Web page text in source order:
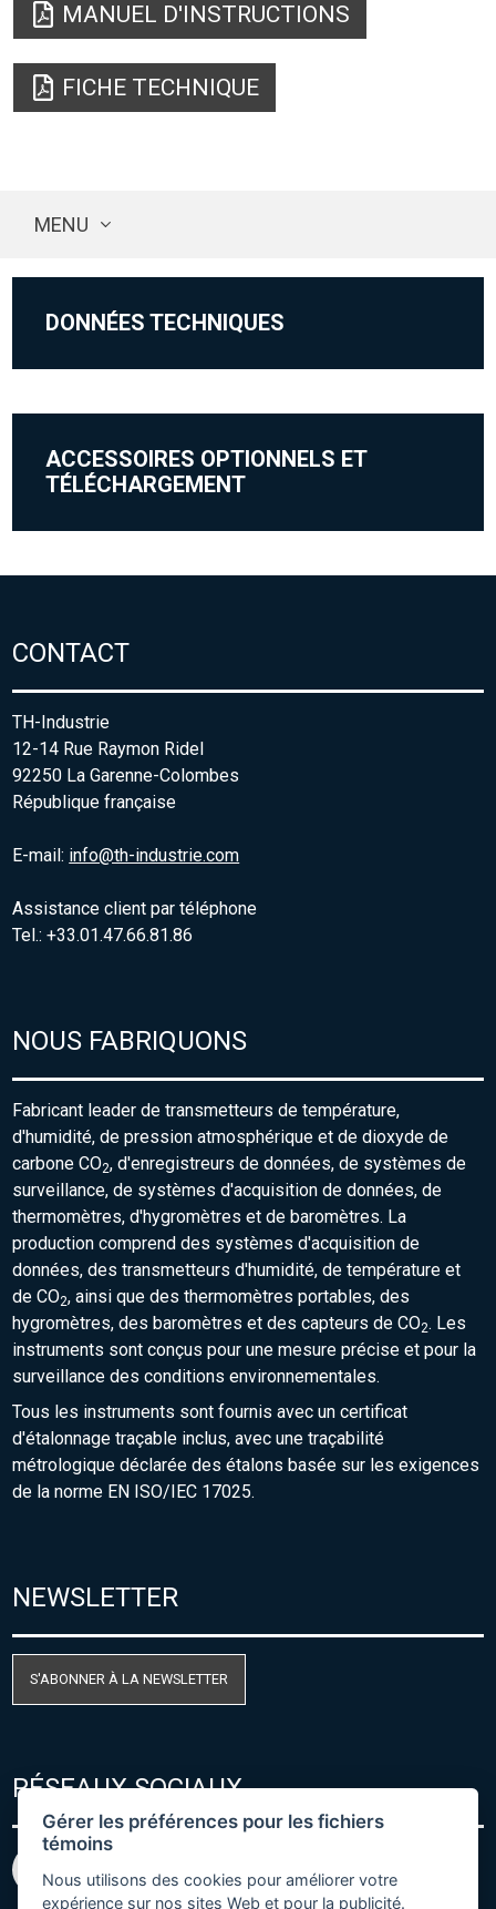
MANUEL D'INSTRUCTIONS
FICHE TECHNIQUE
MENU
DONNÉES TECHNIQUES
ACCESSOIRES OPTIONNELS ET
TÉLÉCHARGEMENT
CONTACT
TH-Industrie
12-14 Rue Raymon Ridel
92250 La Garenne-Colombes
République française
E-mail: info@th-industrie.com
Assistance client par téléphone
Tel.: +33.01.47.66.81.86
NOUS FABRIQUONS
Fabricant leader de transmetteurs de température,
d'humidité, de pression atmosphérique et de dioxyde de
carbone CO2, d'enregistreurs de données, de systèmes de
surveillance, de systèmes d'acquisition de données, de
thermomètres, d'hygromètres et de baromètres. La
production comprend des systèmes d'acquisition de
données, des transmetteurs d'humidité, de température et
de CO2, ainsi que des thermomètres portables, des
hygromètres, des baromètres et des capteurs de CO2. Les
instruments sont conçus pour une mesure précise et pour la
surveillance des conditions environnementales.
Tous les instruments sont fournis avec un certificat
d'étalonnage traçable inclus, avec une traçabilité
métrologique déclarée des étalons basée sur les exigences
de la norme EN ISO/IEC 17025.
NEWSLETTER
S'ABONNER À LA NEWSLETTER
RÉSEAUX SOCIAUX
Gérer les préférences pour les fichiers
témoins
Nous utilisons des cookies pour améliorer votre
expérience sur nos sites Web et pour la publicité.